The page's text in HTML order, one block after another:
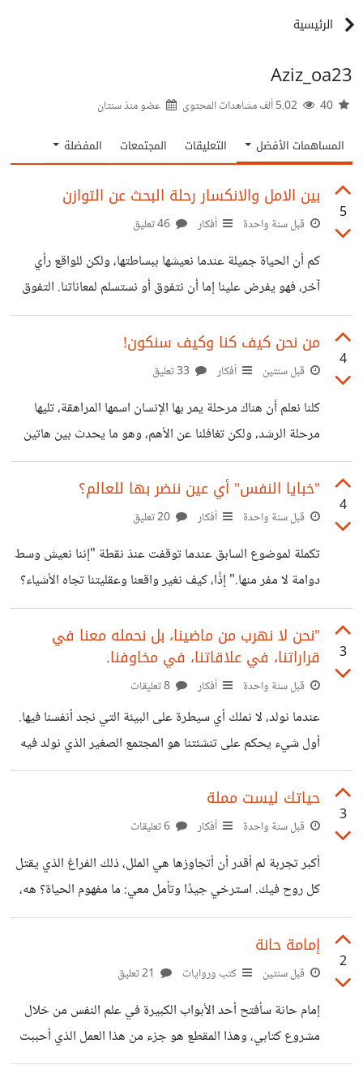
الرئيسية
Aziz_oa23
عضو منذسنتان
المساهمات الأفضل التعليقات المجتمعات المفضلة
5
بين الامل والانكسار رحلة البحث عن التوازن
قبل سنة واحدة أفكار
كم أن الحياة جميلة عندما نعيشها ببساطتها، ولكن للواقع رأي
آخر، فهو يفرض علينا إما أن نتفوق أو نستسلم لمعاناتنا. التفوق
يتجلى بداية في النجاح الدراسي، يليه المهني، وأخيرًا العاطفي.
قليلون هم أولئك الذين يبحثون عن النجاح في أشياء أخرى تحل
لغز هذا العالم المحير. إلى حدود هذه الأسطر، لم يستنتج أحد
الأسئلة الوجودية المتشابكة. مقالتي هذه ترمي إلى فهم معنى
السعادة الحقيقية، وهل يمكن تحقيق التوازن النفسي؟ بعد
4
من نحن كيف كنا وكيف سنكون!
قبل سنتين أفكار
كلنا نعلم أن هناك مرحلة يمر بها الإنسان اسمها المراهقة، تليها
مرحلة الرشد، ولكن تغافلنا عن الأهم، وهو ما يحدث بين هاتين
المرحلتين، فهي أكثر تأثيرًا فينا ومرحلة انتقال مهمة. فحينها
تدرك أن أصدقاءك هم أهلك، وأن الاعتراف لا يتأتى بما تختزن من
معلومات، بل بكم قرش تملك، وأن العمل هو السبيل للحرية من
وكان حظهم عائلة فقيرة، فسترى أنك لا تستحق التواجد. بين
الإحباط والعزيمة على تجاوز الماضي، ستجد نفسك
4
"خبايا النفس" أي عين ننضر بها للعالم؟
قبل سنة واحدة أفكار
تكملة لموضوع السابق عندما توقفت عنذ نقطة "إننا نعيش وسط
دوامة لا مفر منها." إذًا، كيف نغير واقعنا وعقليتنا تجاه الأشياء؟
كلنا منذ الصغر كانت لدينا أحلام وطموحات نسعى لتحقيقها،
وواقع مثالي نصبح عليه، لكن للأسف، كلما كبرنا وجدنا ذلك
الحائط الذي يعيق رحلتنا. فإذا تتغير نظرتنا للمستقبل وما
سنصبح عليه، إلا من عمل بجد. أو دعوني أقول إنه أيضًا خسر
المعركة، لأنه تخلى عن هويته لأجل حلم سيدرك فيما بعد أنه لا
يستحق. فالحياة الجميلة تكمن في البساطة. هذا
3
"نحن لا نهرب من ماضينا، بل نحمله معنا في
قراراتنا، في علاقاتنا، في مخاوفنا.
قبل سنة واحدة أفكار
عندما نولد، لا نملك أي سيطرة على البيئة التي نجد أنفسنا فيها.
أول شيء يحكم على تنشئتنا هو المجتمع الصغير الذي نولد فيه
—الأسرة. لكن هل كل الأسر متشابهة؟ بالطبع لا. هناك من يُولد
يتيم الوالدين، وهناك من ينشأ في أسرة مليئة بالمشاكل
والصراعات، وهناك من تتخلى عنه أمه لأنه غير مرغوب به. منذ
يصبح جزءًا من هويتنا مع الوقت. أثر البيئة على تكوين
الشخصية لنأخذ مثالين يوضحان كيف تترك البيئة بصماتها
3
حياتك ليست مملة
قبل سنة واحدة أفكار
أكبر تجربة لم أقدر أن أتجاوزها هي الملل، ذلك الفراغ الذي يقتل
كل روح فيك. استرخي جيدًا وتأمل معي: ما مفهوم الحياة؟ هه،
كل شيء يبدو جميلًا ورائعًا ومثاليًا، ومع مرور الأيام يخفت
الحافز وحلاوة الأشياء. هذا هو السؤال: لماذا؟ ما الذي يحدث
داخلنا؟ وللإجابة على سؤالنا، يجب أن نحدد أولًا هل الأمر له
بعض الهرمونات في بداية التحفيز تكون مرتفعة، ولكن مع مرور
الوقت يعتاد الدماغ على الفكرة فلا
2
إمامة حانة
قبل سنتين كتب وروايات
إمام حانة سأفتح أحد الأبواب الكبيرة في علم النفس من خلال
مشروع كتابي، وهذا المقطع هو جزء من هذا العمل الذي أحببت
أن أشاركه معكم. إمام حانة ها نحن تائهون في زحمة هذا العالم،